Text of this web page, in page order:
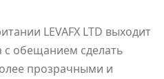
LEVAFX LTD выходит
с обещанием сделать
прозрачными и